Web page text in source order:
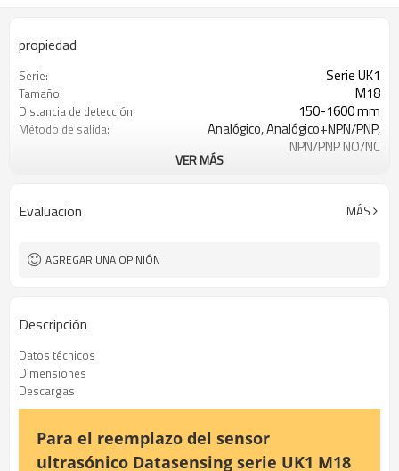
propiedad
Serie: Serie UK1
Tamaño: M18
Distancia de detección: 150-1600 mm
Método de salida:
Analógico, Analógico+NPN/PNP,
NPN/PNP NO/NC
PBT, acero inoxidable AISI 316L
VER MÁS
Evaluacion MÁS
AGREGAR UNA OPINIÓN
Descripción
Datos técnicos
Dimensiones
Descargas
Para el reemplazo del sensor
ultrasónico Datasensing serie UK1 M18